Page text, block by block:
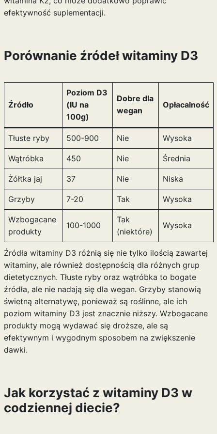
efektywność suplementacji.
Porównanie źródeł witaminy D3
Źródło
Poziom D3
(IU na
100g)
Dobre dla
wegan
Opłacalność
Tłuste ryby 500-900 Nie Wysoka
Wątróbka 450 Nie Średnia
Żółtka jaj 37 Nie Niska
Grzyby 7-20 Tak Wysoka
Wzbogacane
produkty
100-1000
Tak
(niektóre)
Wysoka
Źródła witaminy D3 różnią się nie tylko ilością zawartej
witaminy, ale również dostępnością dla różnych grup
dietetycznych. Tłuste ryby oraz wątróbka to bogate
źródła, ale nie nadają się dla wegan. Grzyby stanowią
świetną alternatywę, ponieważ są roślinne, ale ich
poziom witaminy D3 jest znacznie niższy. Wzbogacane
produkty mogą wydawać się droższe, ale są
efektywnym i wygodnym sposobem na zwiększenie
dawki.
Jak korzystać z witaminy D3 w
codziennej diecie?